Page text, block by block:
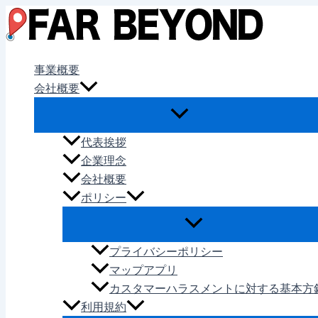
内
容
事業概要
会社概要
代表挨拶
企業理念
会社概要
ポリシー
プライバシーポリシー
マップアプリ
カスタマーハラスメントに対する基本方
利用規約